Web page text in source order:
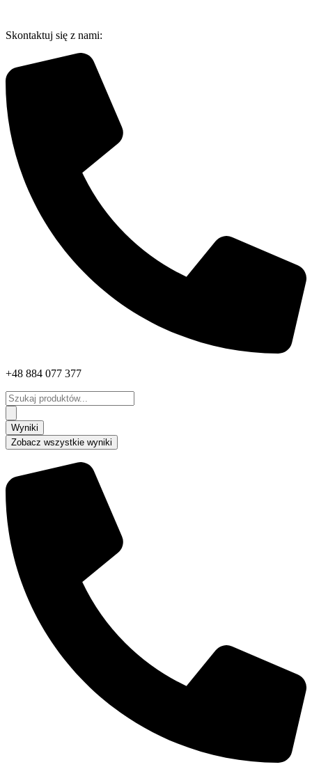
treści
Skontaktuj się z nami:
+48 884 077 377
Search
...
Wyniki
Zobacz wszystkie wyniki